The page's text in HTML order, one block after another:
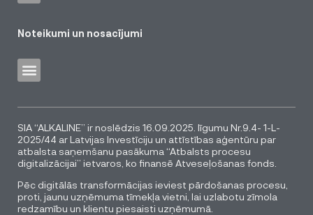
Noteikumi un nosacījumi
SIA “ALKALINE” ir noslēdzis 16.09.2025. līgumu Nr.9.4- 1-L-
2025/44 ar Latvijas Investīciju un attīstības aģentūru par
atbalsta saņemšanu pasākuma “Atbalsts procesu
digitalizācijai” ietvaros, ko finansē Atveseļošanas fonds.
Pēc digitālās transformācijas ieviest pārdošanas procesu,
proti, jaunu uzņēmuma tīmekļa vietni, lai uzlabotu zīmola
redzamību un klientu piesaisti uzņēmumā.